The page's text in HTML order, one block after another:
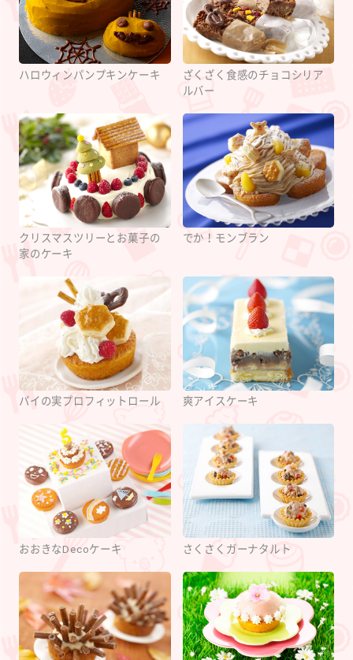
ハロウィンパンプキンケーキ
ざくざく食感のチョコシリア
ルバー
クリスマスツリーとお菓子の
家のケーキ
でか！モンブラン
パイの実プロフィットロール 爽アイスケーキ
おおきなDecoケーキ さくさくガーナタルト